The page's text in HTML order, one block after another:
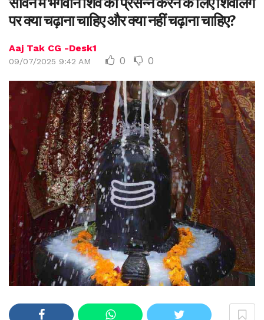
पर क्या चढ़ाना चाहिए और क्या नहीं चढ़ाना चाहिए?
Aaj Tak CG -Desk1
09/07/2025 9:42 AM 0 0